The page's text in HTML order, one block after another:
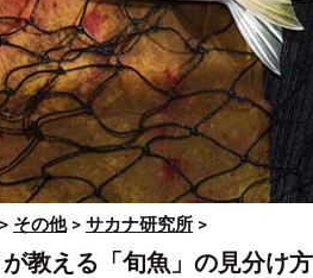
> その他> サカナ研究所 >
教える「旬魚」の見分け